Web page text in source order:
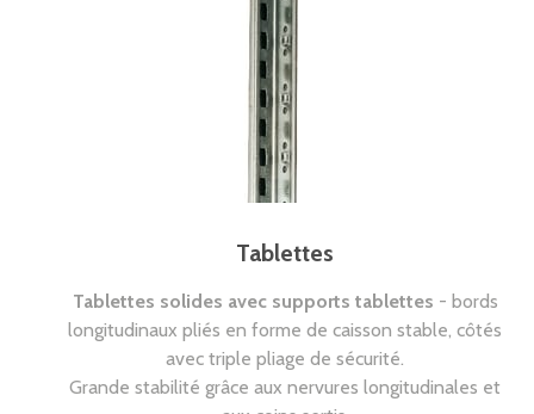
Tablettes
Tablettes solides avec supports tablettes - bords
longitudinaux pliés en forme de caisson stable, côtés
avec triple pliage de sécurité.
Grande stabilité grâce aux nervures longitudinales et